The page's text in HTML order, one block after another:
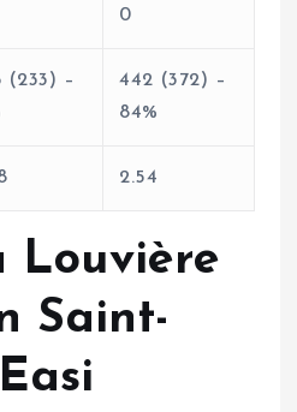
0
(233) –
442 (372) –
84%
2.54
Louvière
Saint-